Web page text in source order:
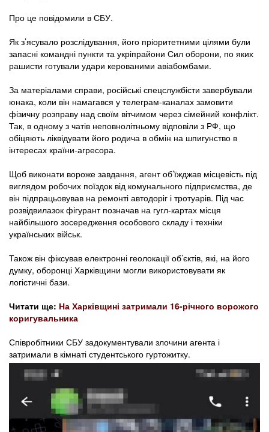
Про це повідомили в СБУ.
Як з’ясувало розслідування, його пріоритетними цілями були
запасні командні пункти та укріпрайони Сил оборони, по яких
рашисти готували удари керованими авіабомбами.
За матеріалами справи, російські спецслужбісти завербували
юнака, коли він намагався у телеграм-каналах замовити
фізичну розправу над своїм вітчимом через сімейний конфлікт.
Так, в одному з чатів неповнолітньому відповіли з РФ, що
обіцяють ліквідувати його родича в обмін на шпигунство в
інтересах країни-агресора.
Щоб виконати вороже завдання, агент об’їжджав місцевість під
виглядом робочих поїздок від комунального підприємства, де
він підпрацьовував на ремонті автодоріг і тротуарів. Під час
розвідвилазок фігурант позначав на гугл-картах місця
найбільшого зосередження особового складу і техніки
українських військ.
Також він фіксував електронні геолокації об’єктів, які, на його
думку, оборонці Харківщини могли використовувати як
логістичні бази.
Читати ще: На Харківщині затримали 16-річного ворожого
коригувальника
Співробітники СБУ задокументували злочини агента і
затримали в кімнаті студентського гуртожитку.